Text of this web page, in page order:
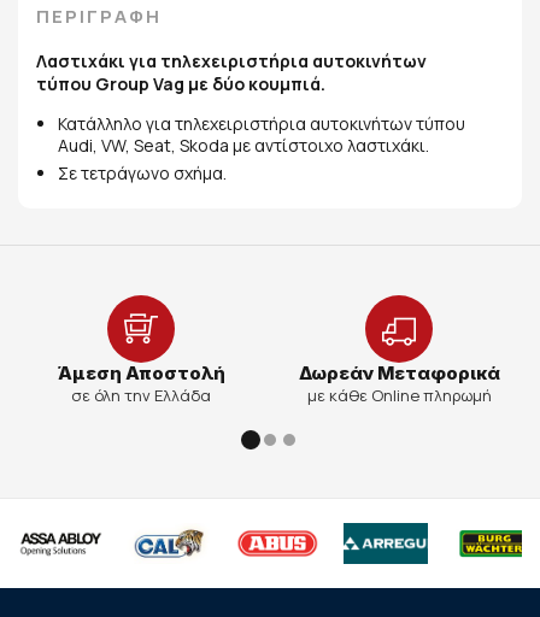
ΠΕΡΙΓΡΑΦΗ
Λαστιχάκι για τηλεχειριστήρια αυτοκινήτων
τύπου Group Vag με δύο κουμπιά.
Κατάλληλο για τηλεχειριστήρια αυτοκινήτων τύπου
Audi, VW, Seat, Skoda με αντίστοιχο λαστιχάκι.
Σε τετράγωνο σχήμα.
Άμεση Αποστολή
σε όλη την Ελλάδα
Δωρεάν Μεταφορικά
με κάθε Online πληρωμή